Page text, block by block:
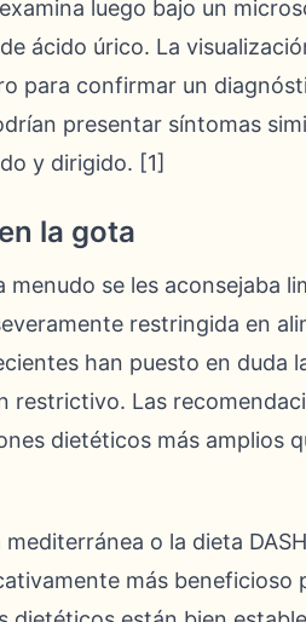
luego bajo un
ácido úrico. La
para confirmar un
presentar síntomas
y dirigido. [1]
la gota
se les aconsejaba
restringida en
han puesto en duda
restrictivo. Las
dietéticos más amplios
o la dieta
más beneficioso